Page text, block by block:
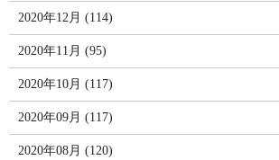
2020年12月 (114)
2020年11月 (95)
2020年10月 (117)
2020年09月 (117)
2020年08月 (120)